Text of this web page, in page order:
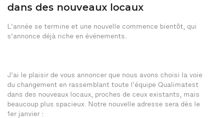
dans des nouveaux locaux
L'année se termine et une nouvelle commence bientôt, qui
s'annonce déjà riche en événements.
J'ai le plaisir de vous annoncer que nous avons choisi la voie
du changement en rassemblant toute l'équipe Qualimatest
dans des nouveaux locaux, proches de ceux existants, mais
beaucoup plus spacieux. Notre nouvelle adresse sera dès le
1er janvier :